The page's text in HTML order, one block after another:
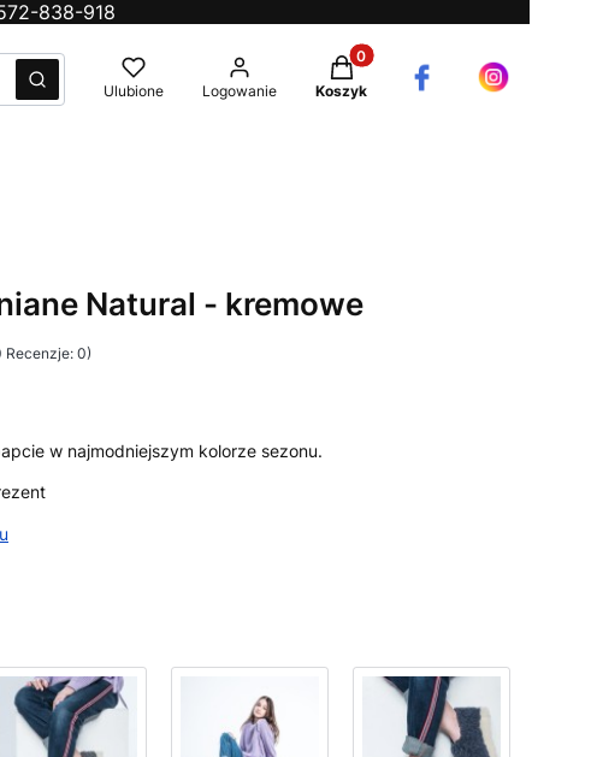
838-918
Szukaj Ulubione Logowanie
Produkty w koszyku: 0.
Koszyk
Natural - kremowe
Recenzje: 0)
w najmodniejszym kolorze sezonu.